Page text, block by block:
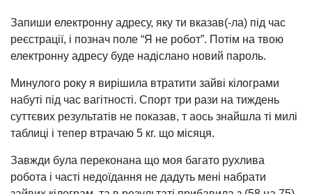
Запиши електронну адресу, яку ти вказав(-ла) під час
реєстрації, і познач поле “Я не робот”. Потім на твою
електронну адресу буде надіслано новий пароль.
Минулого року я вирішила втратити зайві кілограми
набуті під час вагітності. Спорт три рази на тиждень
суттєвих результатів не показав, т аось знайшла ті милі
таблиці і тепер втрачаю 5 кг. що місяця.
Завжди була переконана що моя багато рухлива
робота і часті недоїдання не дадуть мені набрати